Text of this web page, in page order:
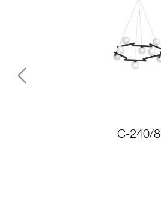
Previous
C-240/8